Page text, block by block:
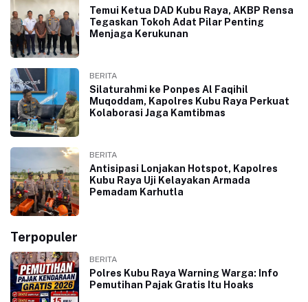
Temui Ketua DAD Kubu Raya, AKBP Rensa
Tegaskan Tokoh Adat Pilar Penting
Menjaga Kerukunan
BERITA
Silaturahmi ke Ponpes Al Faqihil
Muqoddam, Kapolres Kubu Raya Perkuat
Kolaborasi Jaga Kamtibmas
BERITA
Antisipasi Lonjakan Hotspot, Kapolres
Kubu Raya Uji Kelayakan Armada
Pemadam Karhutla
Terpopuler
BERITA
Polres Kubu Raya Warning Warga: Info
Pemutihan Pajak Gratis Itu Hoaks